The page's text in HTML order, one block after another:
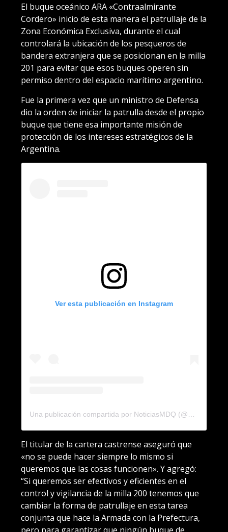
El buque oceánico ARA «Contraalmirante
Cordero» inicio de esta manera el patrullaje de la
Zona Económica Exclusiva, durante el cual
controlará la ubicación de los pesqueros de
bandera extranjera que se posicionan en la milla
201 para evitar que esos buques operen sin
permiso dentro del espacio marítimo argentino.
Fue la primera vez que un ministro de Defensa
dio la orden de iniciar la patrulla desde el propio
buque que tiene esa importante misión de
protección de los intereses estratégicos de la
Argentina.
Ver esta publicación en Instagram
Una publicación compartida por NoticiasMDQ (@noticiasmdq)
El titular de la cartera castrense aseguró que
«no se puede hacer siempre lo mismo si
queremos que las cosas funcionen». Y agregó:
“Si queremos ser efectivos y eficientes en el
control y vigilancia de la milla 200 tenemos que
cambiar la forma de patrullaje en esta tarea
conjunta que hace la Armada con la Prefectura,